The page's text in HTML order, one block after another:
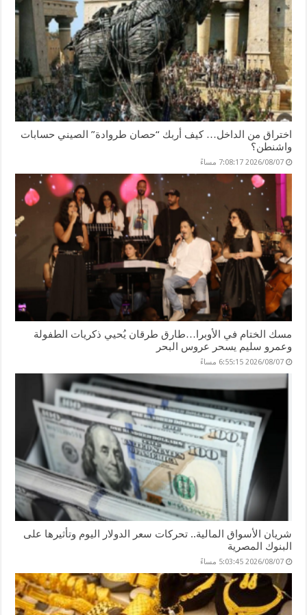
اختراق من الداخل… كيف أربك “حصان طروادة” الصيني حسابات
واشنطن؟
2026/08/07 7:08:17 مساءً
مسك الختام في الأوبرا…طارق طرقان يُحيي ذكريات الطفولة
وعمرو سليم يسحر عروس البحر
2026/08/07 6:55:15 مساءً
شريان الأسواق المالية.. تحركات سعر الدولار اليوم وتأثيرها على
البنوك المصرية
2026/08/07 5:03:45 مساءً